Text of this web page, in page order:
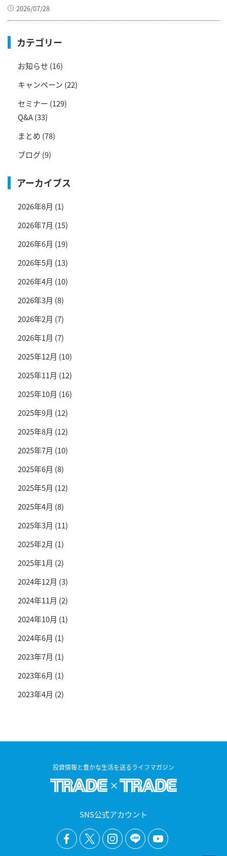
2026/07/28
カテゴリー
お知らせ (16)
キャンペーン (22)
セミナー (129)
Q&A(33)
まとめ (78)
ブログ(9)
アーカイブス
2026年8月 (1)
2026年7月 (15)
2026年6月 (19)
2026年5月 (13)
2026年4月 (10)
2026年3月 (8)
2026年2月 (7)
2026年1月 (7)
2025年12月 (10)
2025年11月 (12)
2025年10月 (16)
2025年9月 (12)
2025年8月 (12)
2025年7月 (10)
2025年6月 (8)
2025年5月 (12)
2025年4月 (8)
2025年3月 (11)
2025年2月 (1)
2025年1月 (2)
2024年12月 (3)
2024年11月 (2)
2024年10月 (1)
2024年6月 (1)
2023年7月 (1)
2023年6月 (1)
2023年4月 (2)
投資情報と豊かな生活を送るライフマガジン
SNS公式アカウント